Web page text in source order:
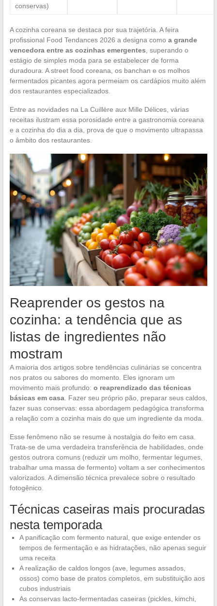
conservas)
A cozinha coreana se destaca por sua trajetória. A feira
profissional Food Tendances 2026 a designa como a grande
vencedora entre as cozinhas emergentes , superando o
estágio de simples moda para se estabelecer de forma
duradoura. A street food coreana, os banchan e os molhos
fermentados picantes agora permeiam os cardápios muito além
dos restaurantes especializados.
Entre as novidades na La Cuillère aux Mille Délices, várias
receitas ilustram essa porosidade entre a gastronomia coreana
e a cozinha do dia a dia, prova de que o movimento ultrapassa
o âmbito dos restaurantes.
Reaprender os gestos na
cozinha: a tendência que as
listas de ingredientes não
mostram
A maioria dos artigos sobre tendências culinárias se concentra
nos pratos ou sabores do momento. Eles ignoram um
movimento mais profundo: o reaprendizado das técnicas
básicas em casa. Fazer seu próprio pão, preparar seus caldos,
fazer suas conservas: essa abordagem pedagógica transforma
a relação com a cozinha mais do que um ingrediente da moda.
Esse fenômeno não se resume à nostalgia do feito em casa.
Trata-se de uma verdadeira transferência de habilidades, onde
gestos outrora comuns (reduzir um molho, fermentar legumes,
trabalhar uma massa de fermento) voltam a ser conhecimentos
valorizados. A dimensão técnica prevalece sobre o resultado
fotogênico.
Técnicas caseiras mais procuradas
nesta temporada
A panificação com fermento natural, que exige entender os
tempos de fermentação e as hidratações, não apenas seguir
uma receita
A realização de caldos longos (ave, legumes assados,
ossos) como base de pratos completos, em substituição aos
cubos industriais
As conservas lacto-fermentadas caseiras (pickles, kimchi,